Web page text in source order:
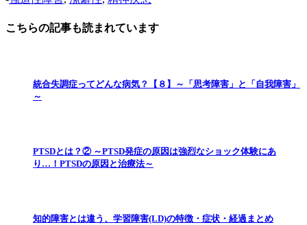
こちらの記事も読まれています
統合失調症ってどんな病気？【８】～「思考障害」と「自我障害」
～
PTSDとは？② ～PTSD発症の原因は強烈なショック体験にあ
り…！PTSDの原因と治療法～
知的障害とは違う、学習障害(LD)の特徴・症状・経過まとめ